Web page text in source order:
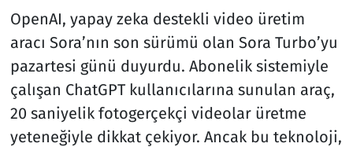
OpenAI, yapay zeka destekli video üretim
aracı Sora’nın son sürümü olan Sora Turbo’yu
pazartesi günü duyurdu. Abonelik sistemiyle
çalışan ChatGPT kullanıcılarına sunulan araç,
20 saniyelik fotogerçekçi videolar üretme
yeteneğiyle dikkat çekiyor. Ancak bu teknoloji,
Spor
Teknoloji ve Bilim
Televizyon